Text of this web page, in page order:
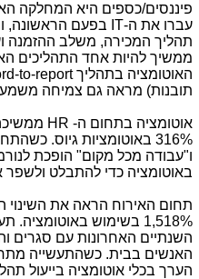
פיננסים/כספים היא המחלקה
עברו את ה-IT
תהליך המכירה, משלב ההזמנה
ממשיך להיות אחד התהליכים
האוטומציה בתהליךto-report
תובנות) מראה גם צמיחה
אוטומציה בתחום ה- HR
316% באוטומציות גיוס.
ו"עבודה מכל מקום" הופכת
באוטומציה כדי להתבלט ולשפר
תחום האירוח הראה את השינוי
1,518% בשימוש
השנתיים האחרונות עם סגרים
האנשים בבית. כשהתעשייה
הערך בכלי אוטומציה בייעול